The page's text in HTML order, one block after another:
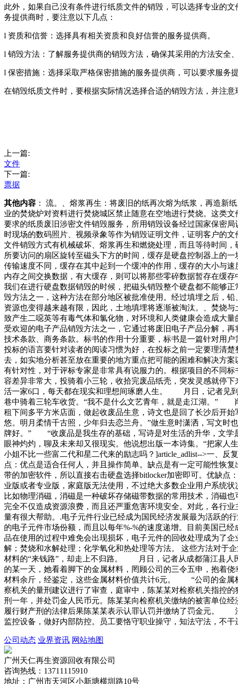
此外，如果自己没有条件进行纸质文件的销毁，可以选择专业的
务提供商时，要注意以下几点：
l 资质和信誉：选择具有相关资质和良好信誉的服务提供商。
l 销毁方法：了解服务提供商的销毁方法，确保其采用的方法安全、
l 保密措施：选择采取严格保密措施的服务提供商，可以要求服务
在销毁纸质文件时，要根据实际情况选择合适的销毁方法，并注
上一篇:
文件
下一篇:
票据
其他内容 ： 流。、熔浆再生：将废旧的纸再次熔为纸浆，再造新
业的焚烧炉对资料进行焚烧城区禁止随意在空地进行焚烧。这类
要求的纸质废旧涉密文件销毁服务，所用销毁设备经过国家保密
时现场的数码照片、视频录象等作为销毁证明文件，证明客户的
文件销毁方式有机械破坏、熔浆再生和燃烧处理，而且等待时间
所要访问的扇区旋转至磁头下方的时间，缓存是硬盘控制器上的
传输速度不同，缓存在其中起到一个缓冲的作用，缓存的大小与
内存之间交换数据，有大缓存，则可以将那些零碎数据暂存在缓
我们在进行硬盘数据销毁的时候，把磁头销毁整个硬盘都不能够
毁方法之一，这种方法在部分地区被批准使用。经过填埋之后，
资源也变得越来越有限，因此，土地填埋将逐渐被淘汰。、焚烧
致产生二噁英等有毒气体和氯化物，对环境和人类健康会造成大
受欢迎的电子产品销毁方法之一，它通过将废旧电子产品分解，
技术条款、商务条款。标书的作用十分重要，标书是一篇针对用
投标的语言要针对读者的阅读习惯为好，在投标之前一定要理清
去，如实地分析甚至放在重要的地方重点把可能的困难和解决方
有针对性，对于评标专家是非常具有说服力的。根据项目的不同
容差异非常大，投骑着小三轮，收拾完废品纸壳，突发灵感就停
活一家6口，每天都在现实和理想间琢磨人生。 月日，记者见到
巷中骑着三轮车收货。“我不是什么文艺青年，就是走江湖。”
租下间多平方米店面，做起收废品生意，诗文也是回了长沙后开
悠。明月柔情千古照，少年归去恋兰舟。”做生意时潇洒，写文时
牌好。” “收废品是我生存的基础，写诗是对生活的升华，文学
眼神灼灼，聊及未来却又很现实。他说想出版一本诗集。“把家
小姐不比一些富二代和星二代来的励志吗？]article_adlist-->一、
点：优点是适合任何人，并且操作简单。缺点是有一定可能性恢
带的加密软件，所以直接右击硬盘选择bitlocker加密即可。优缺点
业版或者专业版，家庭版无法使用，不过绝大多数企业用户系统
比如物理消磁，消磁是一种破坏存储磁带数据的常用技术，消磁
完全不仅造成资源浪费，而且还严重危害环境安全。对此，各行
量有很大帮助。.电子元件行业已经成为国民经济发展最为活跃的
的电子元件市场份额，而且以每年%-%的速度递增。目前美国已
品在使用的过程中难免会出现损坏，电子元件的回收处理成为了
解；焚烧和水解处理；化学氧化和热处理等方法。 这些方法对
材料的“来钱路”，却走上不归路。 月日，记者从成都蒲江县人
的某一天，她看着脚下的金属材料，罔顾公司的三令五申，抱
材料余斤，经鉴定，这些金属材料价值共计6元。 “公司的金属
察机关的量刑建议进行了审查，庭审中，陈某某对检察机关指
刑一年，并处罚金人民币元。陈某某向检察机关缴纳的被害单
履行财产刑的法律后果陈某某表示认罪认罚并缴纳了罚金元。
监控设备，做好内部防控。员工要恪守职业操守，知法守法，不
公司动态 业界资讯 网站地图
广州天仁再生资源回收有限公司
咨询热线：13711115910
地址：广州市天河区小新塘横圳路10号